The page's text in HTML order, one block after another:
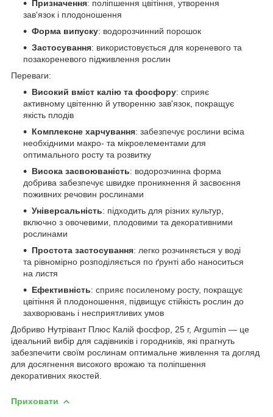
Призначення: поліпшення цвітіння, утворення
зав'язок і плодоношення
Форма випуску: водорозчинний порошок
Застосування: використовується для кореневого та
позакореневого підживлення рослин
Переваги:
Високий вміст калію та фосфору: сприяє
активному цвітенню й утворенню зав'язок, покращує
якість плодів
Комплексне харчування: забезпечує рослини всіма
необхідними макро- та мікроелементами для
оптимального росту та розвитку
Висока засвоюваність: водорозчинна форма
добрива забезпечує швидке проникнення й засвоєння
поживних речовин рослинами
Універсальність: підходить для різних культур,
включно з овочевими, плодовими та декоративними
рослинами
Простота застосування: легко розчиняється у воді
та рівномірно розподіляється по ґрунті або наноситься
на листя
Ефективність: сприяє посиленому росту, покращує
цвітіння й плодоношення, підвищує стійкість рослин до
захворювань і несприятливих умов
Добриво Нутрівант Плюс Калій фосфор, 25 г, Argumin — це
ідеальний вибір для садівників і городників, які прагнуть
забезпечити своїм рослинам оптимальне живлення та догляд
для досягнення високого врожаю та поліпшення
декоративних якостей.
Приховати